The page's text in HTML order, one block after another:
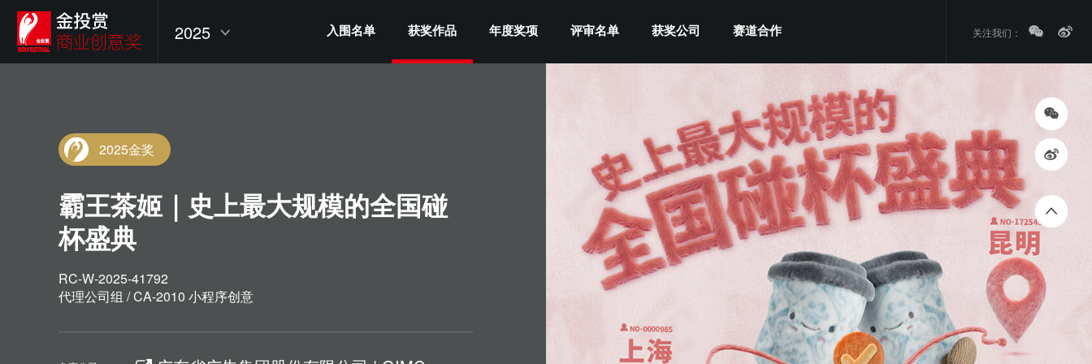
2025 入围名单 获奖作品 年度奖项 评审名单 获奖公司 赛道合作 关注我们：
2025金奖
霸王茶姬｜史上最大规模的全国碰
杯盛典
RC-W-2025-41792
代理公司组 / CA-2010 小程序创意